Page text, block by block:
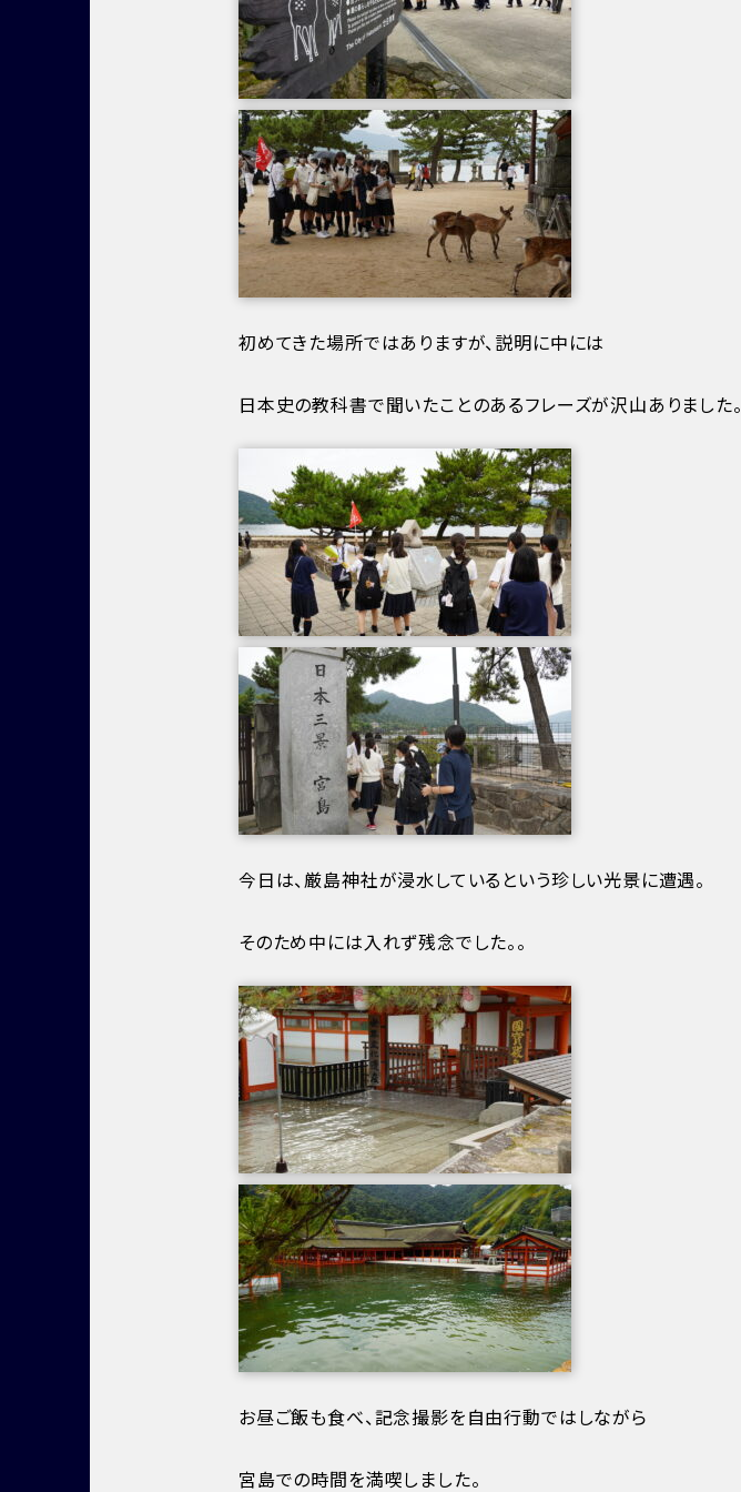
初めてきた場所ではありますが、説明に中には
日本史の教科書で聞いたことのあるフレーズが沢山ありました。
今日は、厳島神社が浸水しているという珍しい光景に遭遇。
そのため中には入れず残念でした。。
お昼ご飯も食べ、記念撮影を自由行動ではしながら
宮島での時間を満喫しました。